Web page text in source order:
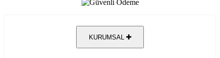
KURUMSAL